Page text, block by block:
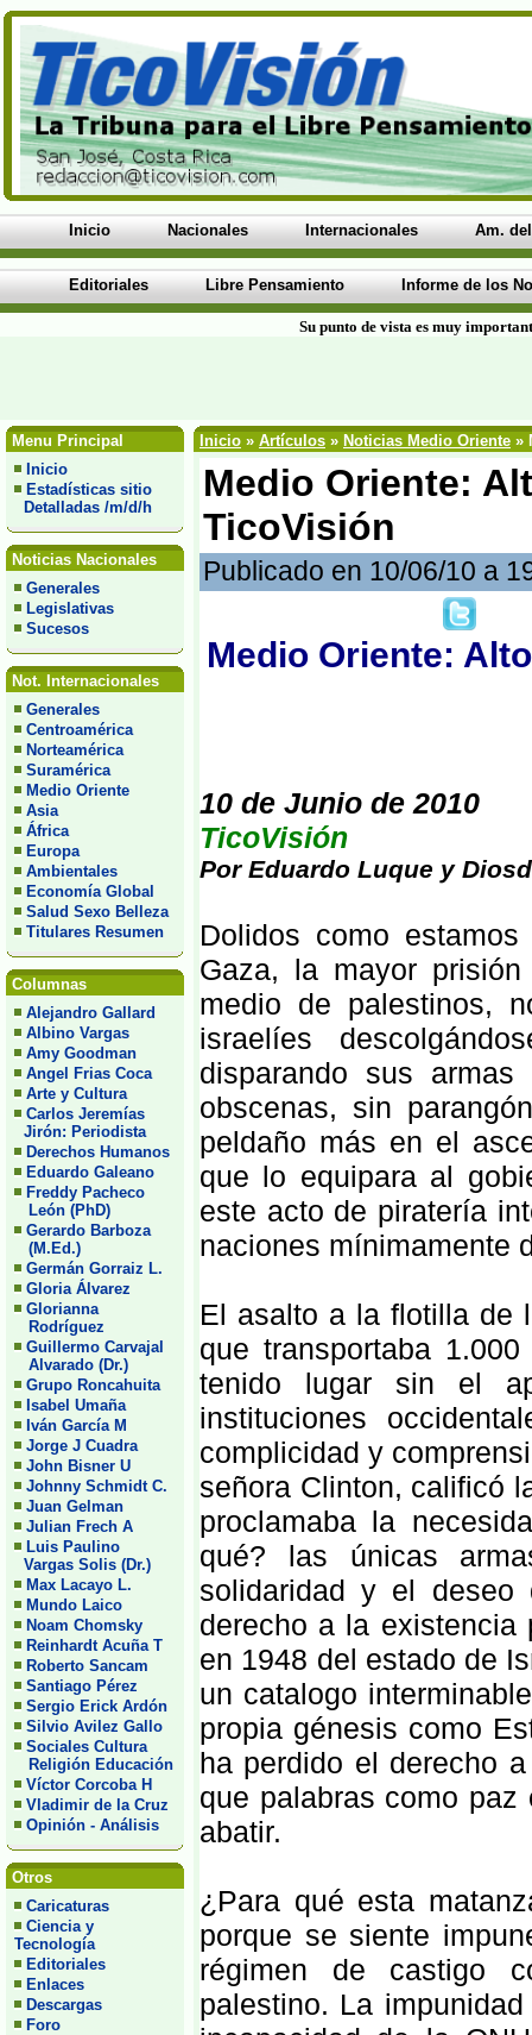
Inicio Nacionales Internacionales Am.
Editoriales Libre Pensamiento Informe de los
Su punto de vista es muy
Menu Principal
Inicio
Estadísticas sitio
Detalladas /m/d/h
Noticias Nacionales
Generales
Legislativas
Sucesos
Not. Internacionales
Generales
Centroamérica
Norteamérica
Suramérica
Medio Oriente
Asia
África
Europa
Ambientales
Economía Global
Salud Sexo Belleza
Titulares Resumen
Columnas
Alejandro Gallard
Albino Vargas
Amy Goodman
Angel Frias Coca
Arte y Cultura
Carlos Jeremías
Jirón: Periodista
Derechos Humanos
Eduardo Galeano
Freddy Pacheco
León (PhD)
Gerardo Barboza
(M.Ed.)
Germán Gorraiz L.
Gloria Álvarez
Glorianna
Rodríguez
Guillermo Carvajal
Alvarado (Dr.)
Grupo Roncahuita
Isabel Umaña
Iván García M
Jorge J Cuadra
John Bisner U
Johnny Schmidt C.
Juan Gelman
Julian Frech A
Luis Paulino
Vargas Solis (Dr.)
Max Lacayo L.
Mundo Laico
Noam Chomsky
Reinhardt Acuña T
Roberto Sancam
Santiago Pérez
Sergio Erick Ardón
Silvio Avilez Gallo
Sociales Cultura
Religión Educación
Víctor Corcoba H
Vladimir de la Cruz
Opinión - Análisis
Otros
Caricaturas
Ciencia y
Tecnología
Editoriales
Enlaces
Descargas
Foro
Inicio » Artículos » Noticias Medio Oriente »
Medio Oriente:
TicoVisión
Publicado en 10/06/10 a
Medio Oriente:
10 de Junio de 2010
TicoVisión
Por Eduardo Luque y
Dolidos como
Gaza, la mayor
medio de palestinos,
israelíes
disparando sus
obscenas, sin
peldaño más en el
que lo equipara al
este acto de piratería
naciones mínimamente
El asalto a la flotilla de
que transportaba
tenido lugar sin el
instituciones
complicidad y
señora Clinton, calificó
proclamaba la
qué? las únicas
solidaridad y el deseo
derecho a la existencia
en 1948 del estado de
un catalogo
propia génesis como
ha perdido el derecho
que palabras como
abatir.
¿Para qué esta
porque se siente
régimen de castigo
palestino. La